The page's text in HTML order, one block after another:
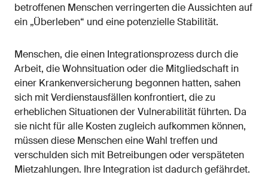
betroffenen Menschen verringerten die Aussichten auf
ein „Überleben“ und eine potenzielle Stabilität.
Menschen, die einen Integrationsprozess durch die
Arbeit, die Wohnsituation oder die Mitgliedschaft in
einer Krankenversicherung begonnen hatten, sahen
sich mit Verdienstausfällen konfrontiert, die zu
erheblichen Situationen der Vulnerabilität führten. Da
sie nicht für alle Kosten zugleich aufkommen können,
müssen diese Menschen eine Wahl treffen und
verschulden sich mit Betreibungen oder verspäteten
Mietzahlungen. Ihre Integration ist dadurch gefährdet.